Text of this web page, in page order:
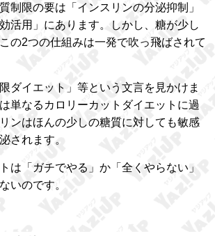
制限の要は「インスリンの分泌抑制」
活用」にあります。しかし、糖が少し
の2つの仕組みは一発で吹っ飛ばされて
ダイエット」等という文言を見かけま
単なるカロリーカットダイエットに過
ンはほんの少しの糖質に対しても敏感
されます。
は「ガチでやる」か「全くやらない」
いのです。